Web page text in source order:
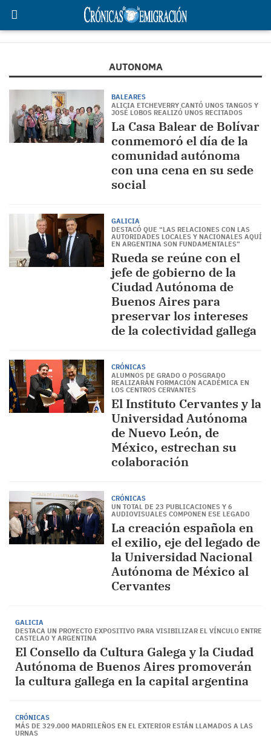
AUTONOMA
BALEARES
ALICIA ETCHEVERRY CANTÓ UNOS TANGOS Y
JOSÉ LOBOS REALIZÓ UNOS RECITADOS
La Casa Balear de Bolívar
conmemoró el día de la
comunidad autónoma
con una cena en su sede
social
GALICIA
DESTACÓ QUE “LAS RELACIONES CON LAS
AUTORIDADES LOCALES Y NACIONALES AQUÍ
EN ARGENTINA SON FUNDAMENTALES”
Rueda se reúne con el
jefe de gobierno de la
Ciudad Autónoma de
Buenos Aires para
preservar los intereses
de la colectividad gallega
CRÓNICAS
ALUMNOS DE GRADO O POSGRADO
REALIZARÁN FORMACIÓN ACADÉMICA EN
LOS CENTROS CERVANTES
El Instituto Cervantes y la
Universidad Autónoma
de Nuevo León, de
México, estrechan su
colaboración
CRÓNICAS
UN TOTAL DE 23 PUBLICACIONES Y 6
AUDIOVISUALES COMPONEN ESE LEGADO
La creación española en
el exilio, eje del legado de
la Universidad Nacional
Autónoma de México al
Cervantes
GALICIA
DESTACA UN PROYECTO EXPOSITIVO PARA VISIBILIZAR EL VÍNCULO ENTRE
CASTELAO Y ARGENTINA
El Consello da Cultura Galega y la Ciudad
Autónoma de Buenos Aires promoverán
la cultura gallega en la capital argentina
CRÓNICAS
MÁS DE 329.000 MADRILEÑOS EN EL EXTERIOR ESTÁN LLAMADOS A LAS
URNAS